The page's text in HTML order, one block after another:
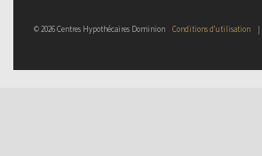
© 2026 Centres Hypothécaires Dominion Conditions d’utilisation |